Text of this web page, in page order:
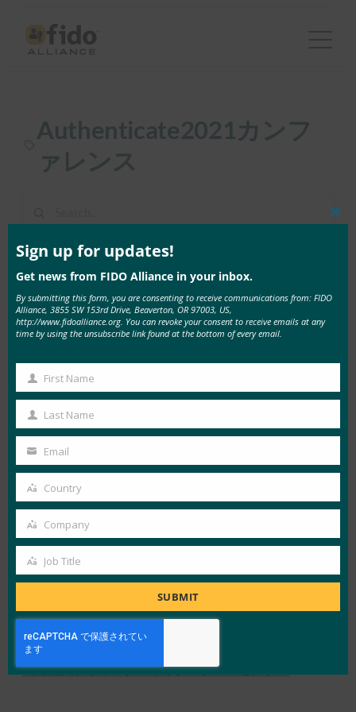
Authenticate2021カンフ
ァレンス
1 result found in 4ms
4月 5, 2021
FIDO アライアンス 10月に開催されるAuthenticate
2021カンファレンスを発表
View Details
LOAD MORE
X LinkedIn
YouTube
Bluesky
アライアンスの概要
利用規約プライバシーポリシープレスセンター
Sign up for updates!
Get news from FIDO Alliance in your inbox.
By submitting this form, you are consenting to receive communications from: FIDO
Alliance, 3855 SW 153rd Drive, Beaverton, OR 97003, US,
http://www.fidoalliance.org. You can revoke your consent to receive emails at any
time by using the unsubscribe link found at the bottom of every email.
First
Name
First Name
Last
Name
Last Name
email
Email
Country
Country
Company
Company
Job
Job Title
SUBMIT